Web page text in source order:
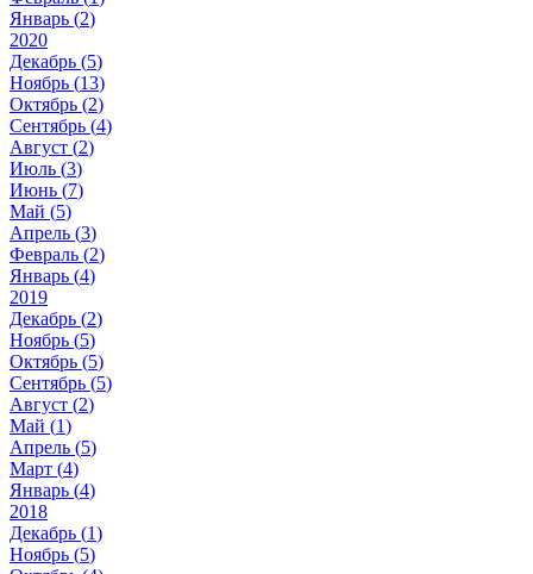
Январь (2)
2020
Декабрь (5)
Ноябрь (13)
Октябрь (2)
Сентябрь (4)
Август (2)
Июль (3)
Июнь (7)
Май (5)
Апрель (3)
Февраль (2)
Январь (4)
2019
Декабрь (2)
Ноябрь (5)
Октябрь (5)
Сентябрь (5)
Август (2)
Май (1)
Апрель (5)
Март (4)
Январь (4)
2018
Декабрь (1)
Ноябрь (5)